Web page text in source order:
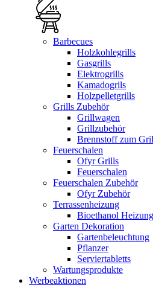
Barbecues
Holzkohlegrills
Gasgrills
Elektrogrills
Kamadogrils
Holzpelletgrills
Grills Zubehör
Grillwagen
Grillzubehör
Brennstoff zum
Feuerschalen
Ofyr Grills
Feuerschalen
Feuerschalen Zubehör
Ofyr Zubehör
Terrassenheizung
Bioethanol Heizung
Garten Dekoration
Gartenbeleuchtung
Pflanzer
Serviertabletts
Wartungsprodukte
Werbeaktionen